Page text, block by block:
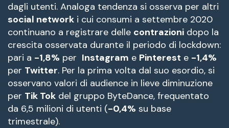
dagli utenti. Analoga tendenza si osserva per altri
social network i cui consumi a settembre 2020
continuano a registrare delle contrazioni dopo la
crescita osservata durante il periodo di lockdown:
pari a -1,8% per Instagram e Pinterest e -1,4%
per Twitter. Per la prima volta dal suo esordio, si
osservano valori di audience in lieve diminuzione
per Tik Tok del gruppo ByteDance, frequentato
da 6,5 milioni di utenti (-0,4% su base
trimestrale).